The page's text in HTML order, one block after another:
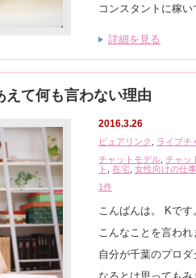
コンスタントに稼
詳細を見る
て何も言わない理由
2016.3.26
ピュアリンク
ライブチ
チャットモデル チャッ
ト
在宅 女性向けの仕事
1件
こんばんは。 Kで
こんなことを言われ
自分が千葉のプロ